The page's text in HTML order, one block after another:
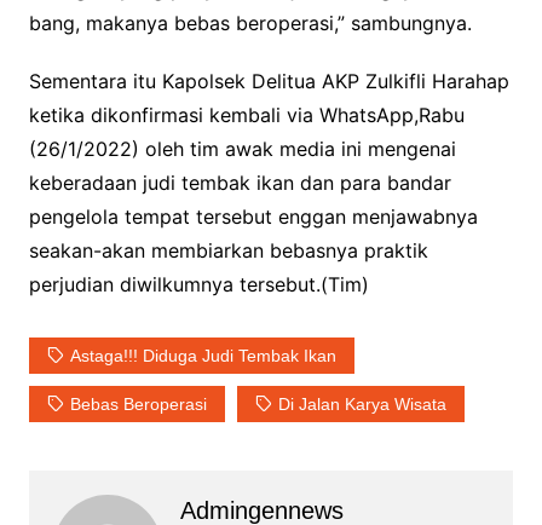
bang, makanya bebas beroperasi,” sambungnya.
Sementara itu Kapolsek Delitua AKP Zulkifli Harahap
ketika dikonfirmasi kembali via WhatsApp,Rabu
(26/1/2022) oleh tim awak media ini mengenai
keberadaan judi tembak ikan dan para bandar
pengelola tempat tersebut enggan menjawabnya
seakan-akan membiarkan bebasnya praktik
perjudian diwilkumnya tersebut.(Tim)
Astaga!!! Diduga Judi Tembak Ikan
Bebas Beroperasi Di Jalan Karya Wisata
Admingennews